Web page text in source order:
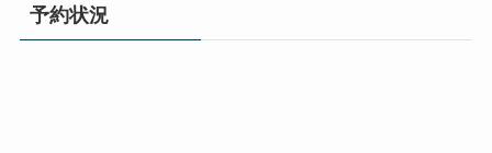
予約状況